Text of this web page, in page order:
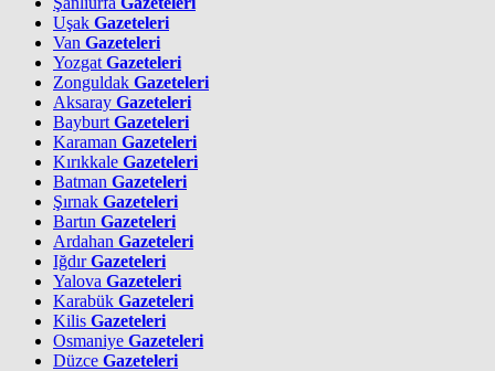
Uşak Gazeteleri
Van Gazeteleri
Yozgat Gazeteleri
Zonguldak Gazeteleri
Aksaray Gazeteleri
Bayburt Gazeteleri
Karaman Gazeteleri
Kırıkkale Gazeteleri
Batman Gazeteleri
Şırnak Gazeteleri
Bartın Gazeteleri
Ardahan Gazeteleri
IğdırGazeteleri
Yalova Gazeteleri
Karabük Gazeteleri
Kilis Gazeteleri
Osmaniye Gazeteleri
Düzce Gazeteleri